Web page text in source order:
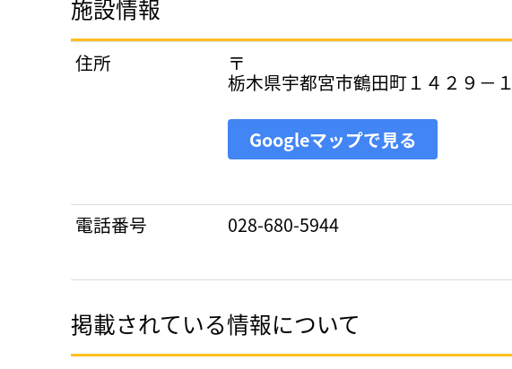
施設情報
住所 〒
栃木県宇都宮市鶴田町１４２９－１
Googleマップで見る
電話番号 028-680-5944
掲載されている情報について